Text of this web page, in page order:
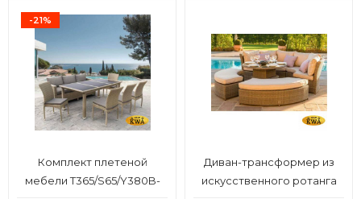
-21%
Комплект плетеной
мебели T365/S65/Y380B-
Диван-трансформер из
искусственного ротанга